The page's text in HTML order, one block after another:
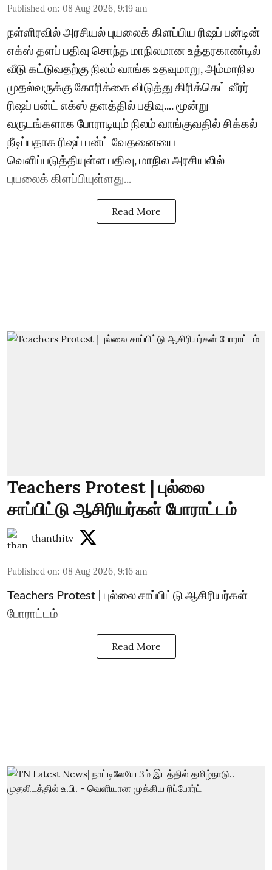
Published on: 08 Aug 2026, 9:19 am
நள்ளிரவில் அரசியல் புயலைக் கிளப்பிய ரிஷப் பன்டின்
எக்ஸ் தளப் பதிவு சொந்த மாநிலமான உத்தரகாண்டில்
வீடு கட்டுவதற்கு நிலம் வாங்க உதவுமாறு, அம்மாநில
முதல்வருக்கு கோரிக்கை விடுத்து கிரிக்கெட் வீரர்
ரிஷப் பன்ட் எக்ஸ் தளத்தில் பதிவு.... மூன்று
வருடங்களாக போராடியும் நிலம் வாங்குவதில் சிக்கல்
நீடிப்பதாக ரிஷப் பன்ட் வேதனையை
வெளிப்படுத்தியுள்ள பதிவு, மாநில அரசியலில்
புயலைக் கிளப்பியுள்ளது...
Read More
Teachers Protest | புல்லை
சாப்பிட்டு ஆசிரியர்கள் போராட்டம்
thanthitv
Published on: 08 Aug 2026, 9:16 am
Teachers Protest | புல்லை சாப்பிட்டு ஆசிரியர்கள்
போராட்டம்
Read More